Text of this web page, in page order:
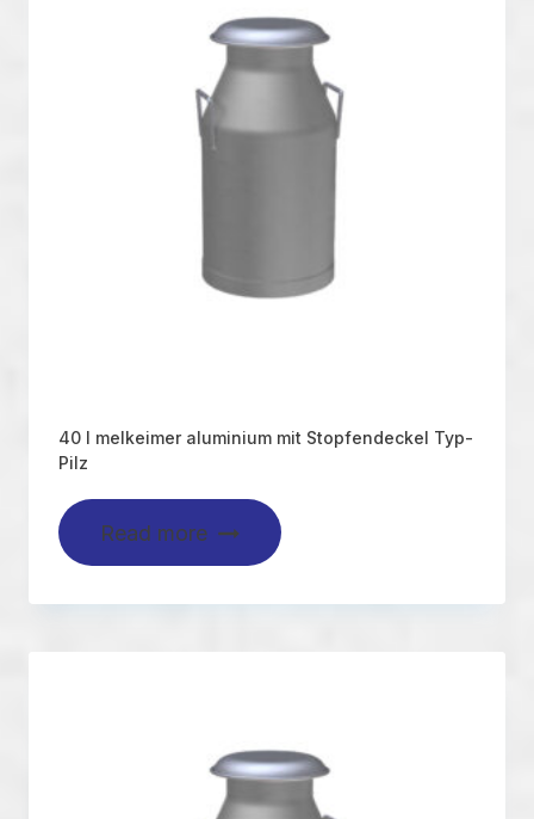
40 l melkeimer aluminium mit Stopfendeckel Typ-
Pilz
Read more